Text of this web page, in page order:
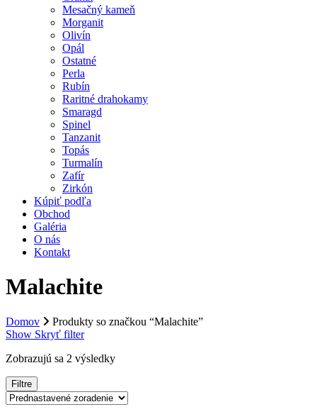
Mesačný kameň
Morganit
Olivín
Opál
Ostatné
Perla
Rubín
Raritné drahokamy
Smaragd
Spinel
Tanzanit
Topás
Turmalín
Zafír
Zirkón
Kúpiť podľa
Obchod
Galéria
O nás
Kontakt
Malachite
Domov
Produkty so značkou “Malachite”
Show Skryť filter
Zobrazujú sa 2 výsledky
Filtre